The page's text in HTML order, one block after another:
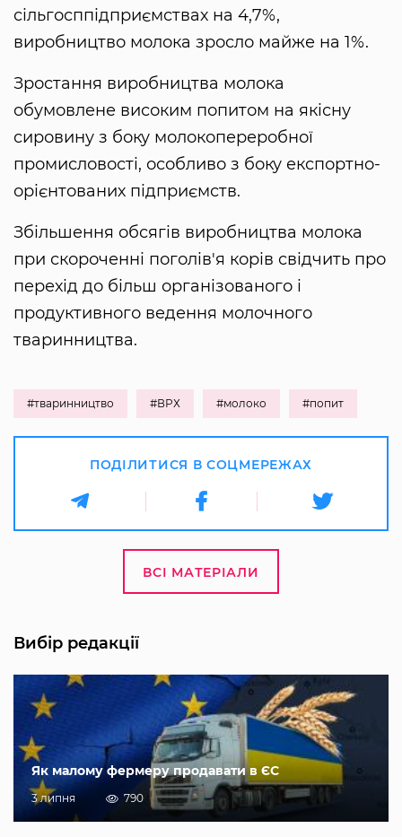
сільгосппідприємствах на 4,7%,
виробництво молока зросло майже на 1%.
Зростання виробництва молока
обумовлене високим попитом на якісну
сировину з боку молокопереробної
промисловості, особливо з боку експортно-
орієнтованих підприємств.
Збільшення обсягів виробництва молока
при скороченні поголів'я корів свідчить про
перехід до більш організованого і
продуктивного ведення молочного
тваринництва.
#тваринництво #ВРХ #молоко #попит
ПОДІЛИТИСЯ В СОЦМЕРЕЖАХ
ВСІ МАТЕРІАЛИ
Вибір редакції
Як малому фермеру продавати в ЄС
3 липня 790